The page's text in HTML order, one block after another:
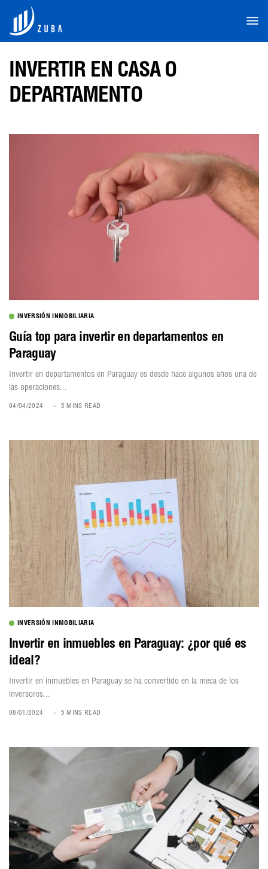
INVERTIR EN CASA O
DEPARTAMENTO
INVERSIÓN INMOBILIARIA
Guía top para invertir en departamentos en
Paraguay
Invertir en departamentos en Paraguay es desde hace algunos años una de
las operaciones...
04/04/2024 5 MINS READ
INVERSIÓN INMOBILIARIA
Invertir en inmuebles en Paraguay: ¿por qué es
ideal?
Invertir en inmuebles en Paraguay se ha convertido en la meca de los
inversores...
08/01/2024 5 MINS READ